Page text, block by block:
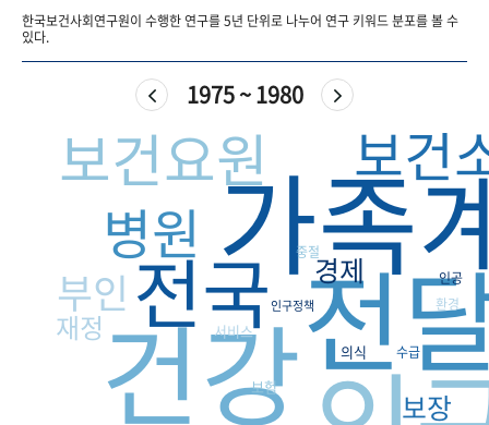
한국보건사회연구원이 수행한 연구를 5년 단위로 나누어 연구 키워드 분포를 볼 수
있다.
1975 ~ 1980
전
가족
건강
전국
보건요원 보건
병원
부인
보장
경제
재정 서비스
보험
의식 수급
환경
인공
중절
인구정책